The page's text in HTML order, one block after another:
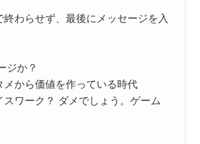
わらせず、最後にメッセージを入
ジか？
メから価値を作っている時代
スワーク？ ダメでしょう。ゲーム